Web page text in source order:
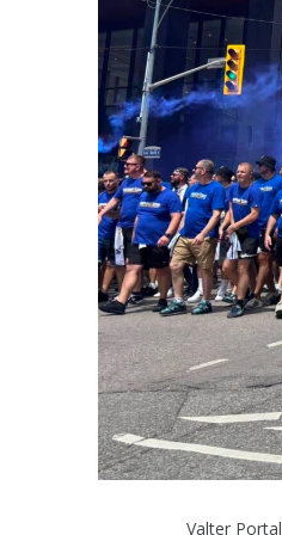
Valter Portal